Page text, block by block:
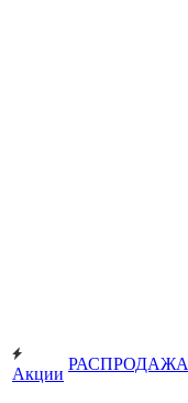
Акции
РАСПРОДАЖА